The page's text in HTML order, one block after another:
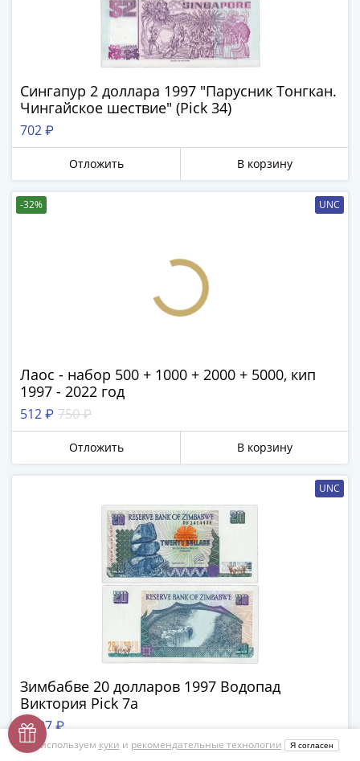
Сингапур 2 доллара 1997 "Парусник Тонгкан.
Чингайское шествие" (Pick 34)
702 ₽
Отложить В корзину
-32% UNC
Лаос - набор 500 + 1000 + 2000 + 5000, кип
1997 - 2022 год
512 ₽ 750 ₽
Отложить В корзину
UNC
Зимбабве 20 долларов 1997 Водопад
Виктория Pick 7а
1 107 ₽
Мы используем куки и рекомендательные технологии Я согласен